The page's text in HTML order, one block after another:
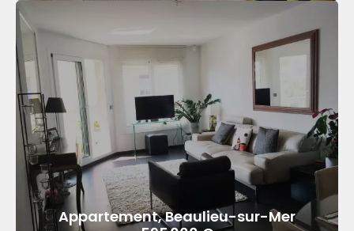
Appartement, Beaulieu-sur-Mer